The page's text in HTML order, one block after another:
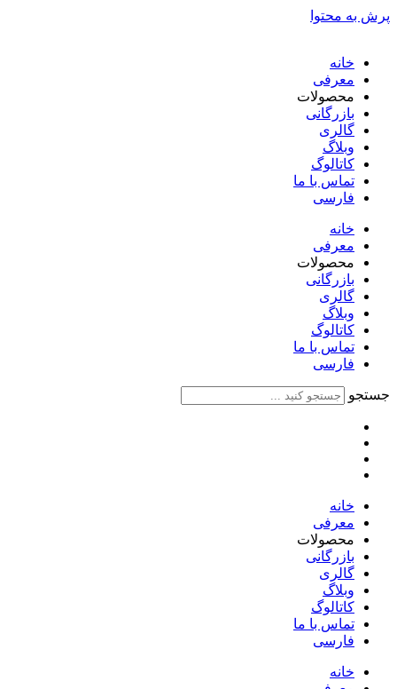
پرش به محتوا
خانه
معرفی
محصولات
بازرگانی
گالری
وبلاگ
کاتالوگ
تماس با ما
فارسی
خانه
معرفی
محصولات
بازرگانی
گالری
وبلاگ
کاتالوگ
تماس با ما
فارسی
English
جستجو
خانه
معرفی
محصولات
بازرگانی
گالری
وبلاگ
کاتالوگ
تماس با ما
فارسی
خانه